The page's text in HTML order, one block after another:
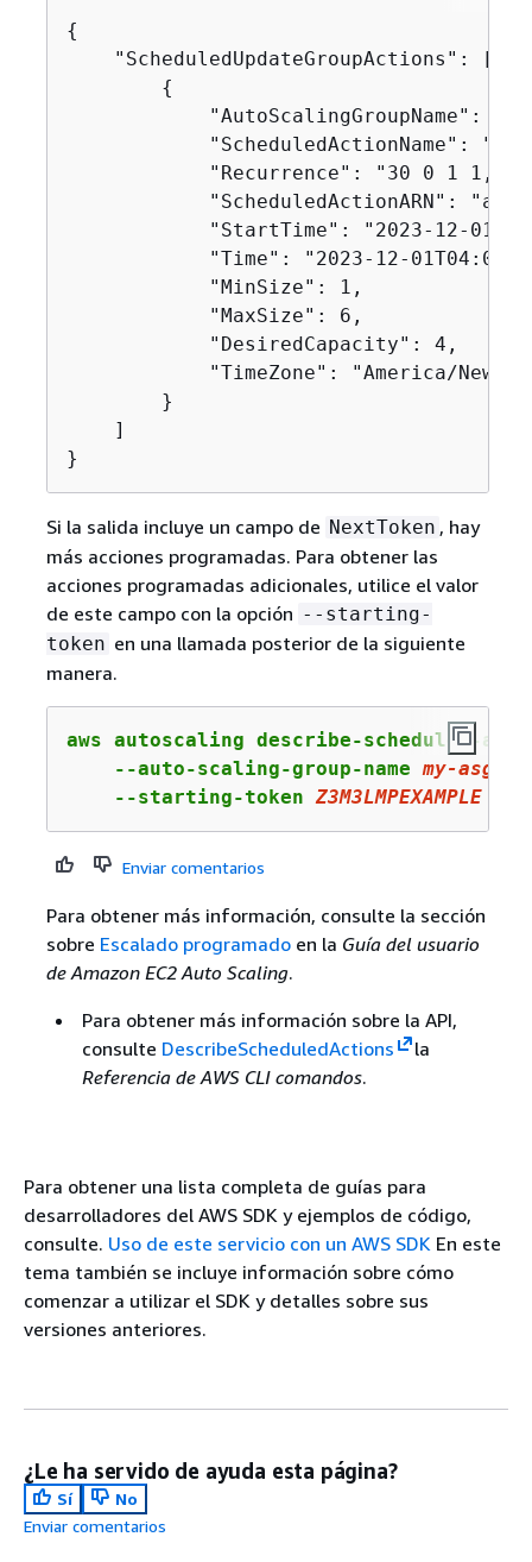
{
    "ScheduledUpdateGroupActions": [
{
"AutoScalingGroupName":
"ScheduledActionName":
"Recurrence": "30 0 1
"ScheduledActionARN":
"StartTime": "2023-12-
"Time": "2023-12-
            "MinSize": 1,
            "MaxSize": 6,
            "DesiredCapacity": 4,
"TimeZone": "America/
        }
    ]
}
Si la salida incluye un campo de NextToken , hay
más acciones programadas. Para obtener las
acciones programadas adicionales, utilice el valor
de este campo con la opción --starting-
token en una llamada posterior de la siguiente
manera.
aws autoscaling describe-scheduled-
    --auto-scaling-group-name
my-asg
    --starting-token
Z3M3LMPEXAMPLE
Enviar comentarios
Para obtener más información, consulte la sección
sobre Escalado programadoen la Guía del usuario
de Amazon EC2 Auto Scaling.
Para obtener más información sobre la API,
consulte DescribeScheduledActions
la
Referencia de AWS CLI comandos.
Para obtener una lista completa de guías para
desarrolladores del AWS SDK y ejemplos de código,
consulte. Uso de este servicio con un AWS SDK En este
tema también se incluye información sobre cómo
comenzar a utilizar el SDK y detalles sobre sus
versiones anteriores.
¿Le ha servido de ayuda esta página?
Sí
No
Enviar comentarios